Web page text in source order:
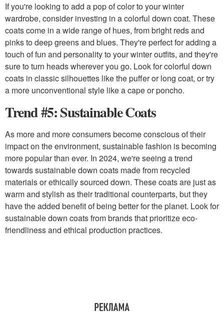
If you're looking to add a pop of color to your winter
wardrobe, consider investing in a colorful down coat. These
coats come in a wide range of hues, from bright reds and
pinks to deep greens and blues. They're perfect for adding a
touch of fun and personality to your winter outfits, and they're
sure to turn heads wherever you go. Look for colorful down
coats in classic silhouettes like the puffer or long coat, or try
a more unconventional style like a cape or poncho.
Trend #5: Sustainable Coats
As more and more consumers become conscious of their
impact on the environment, sustainable fashion is becoming
more popular than ever. In 2024, we're seeing a trend
towards sustainable down coats made from recycled
materials or ethically sourced down. These coats are just as
warm and stylish as their traditional counterparts, but they
have the added benefit of being better for the planet. Look for
sustainable down coats from brands that prioritize eco-
friendliness and ethical production practices.